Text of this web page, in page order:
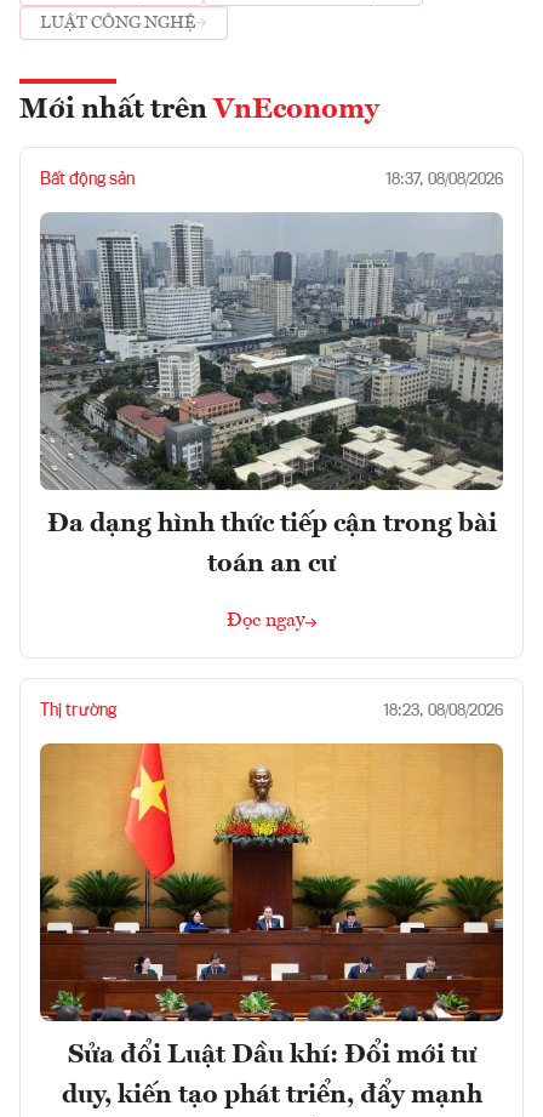
LUẬT CÔNG NGHỆ
Mới nhất trên VnEconomy
Bất động sản 18:37, 08/08/2026
Đa dạng hình thức tiếp cận trong bài
toán an cư
Đọc ngay
Thị trường 18:23, 08/08/2026
Sửa đổi Luật Dầu khí: Đổi mới tư
duy, kiến tạo phát triển, đẩy mạnh